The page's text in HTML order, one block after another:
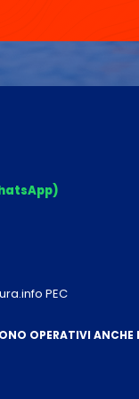
PEC
OPERATIVI ANCHE